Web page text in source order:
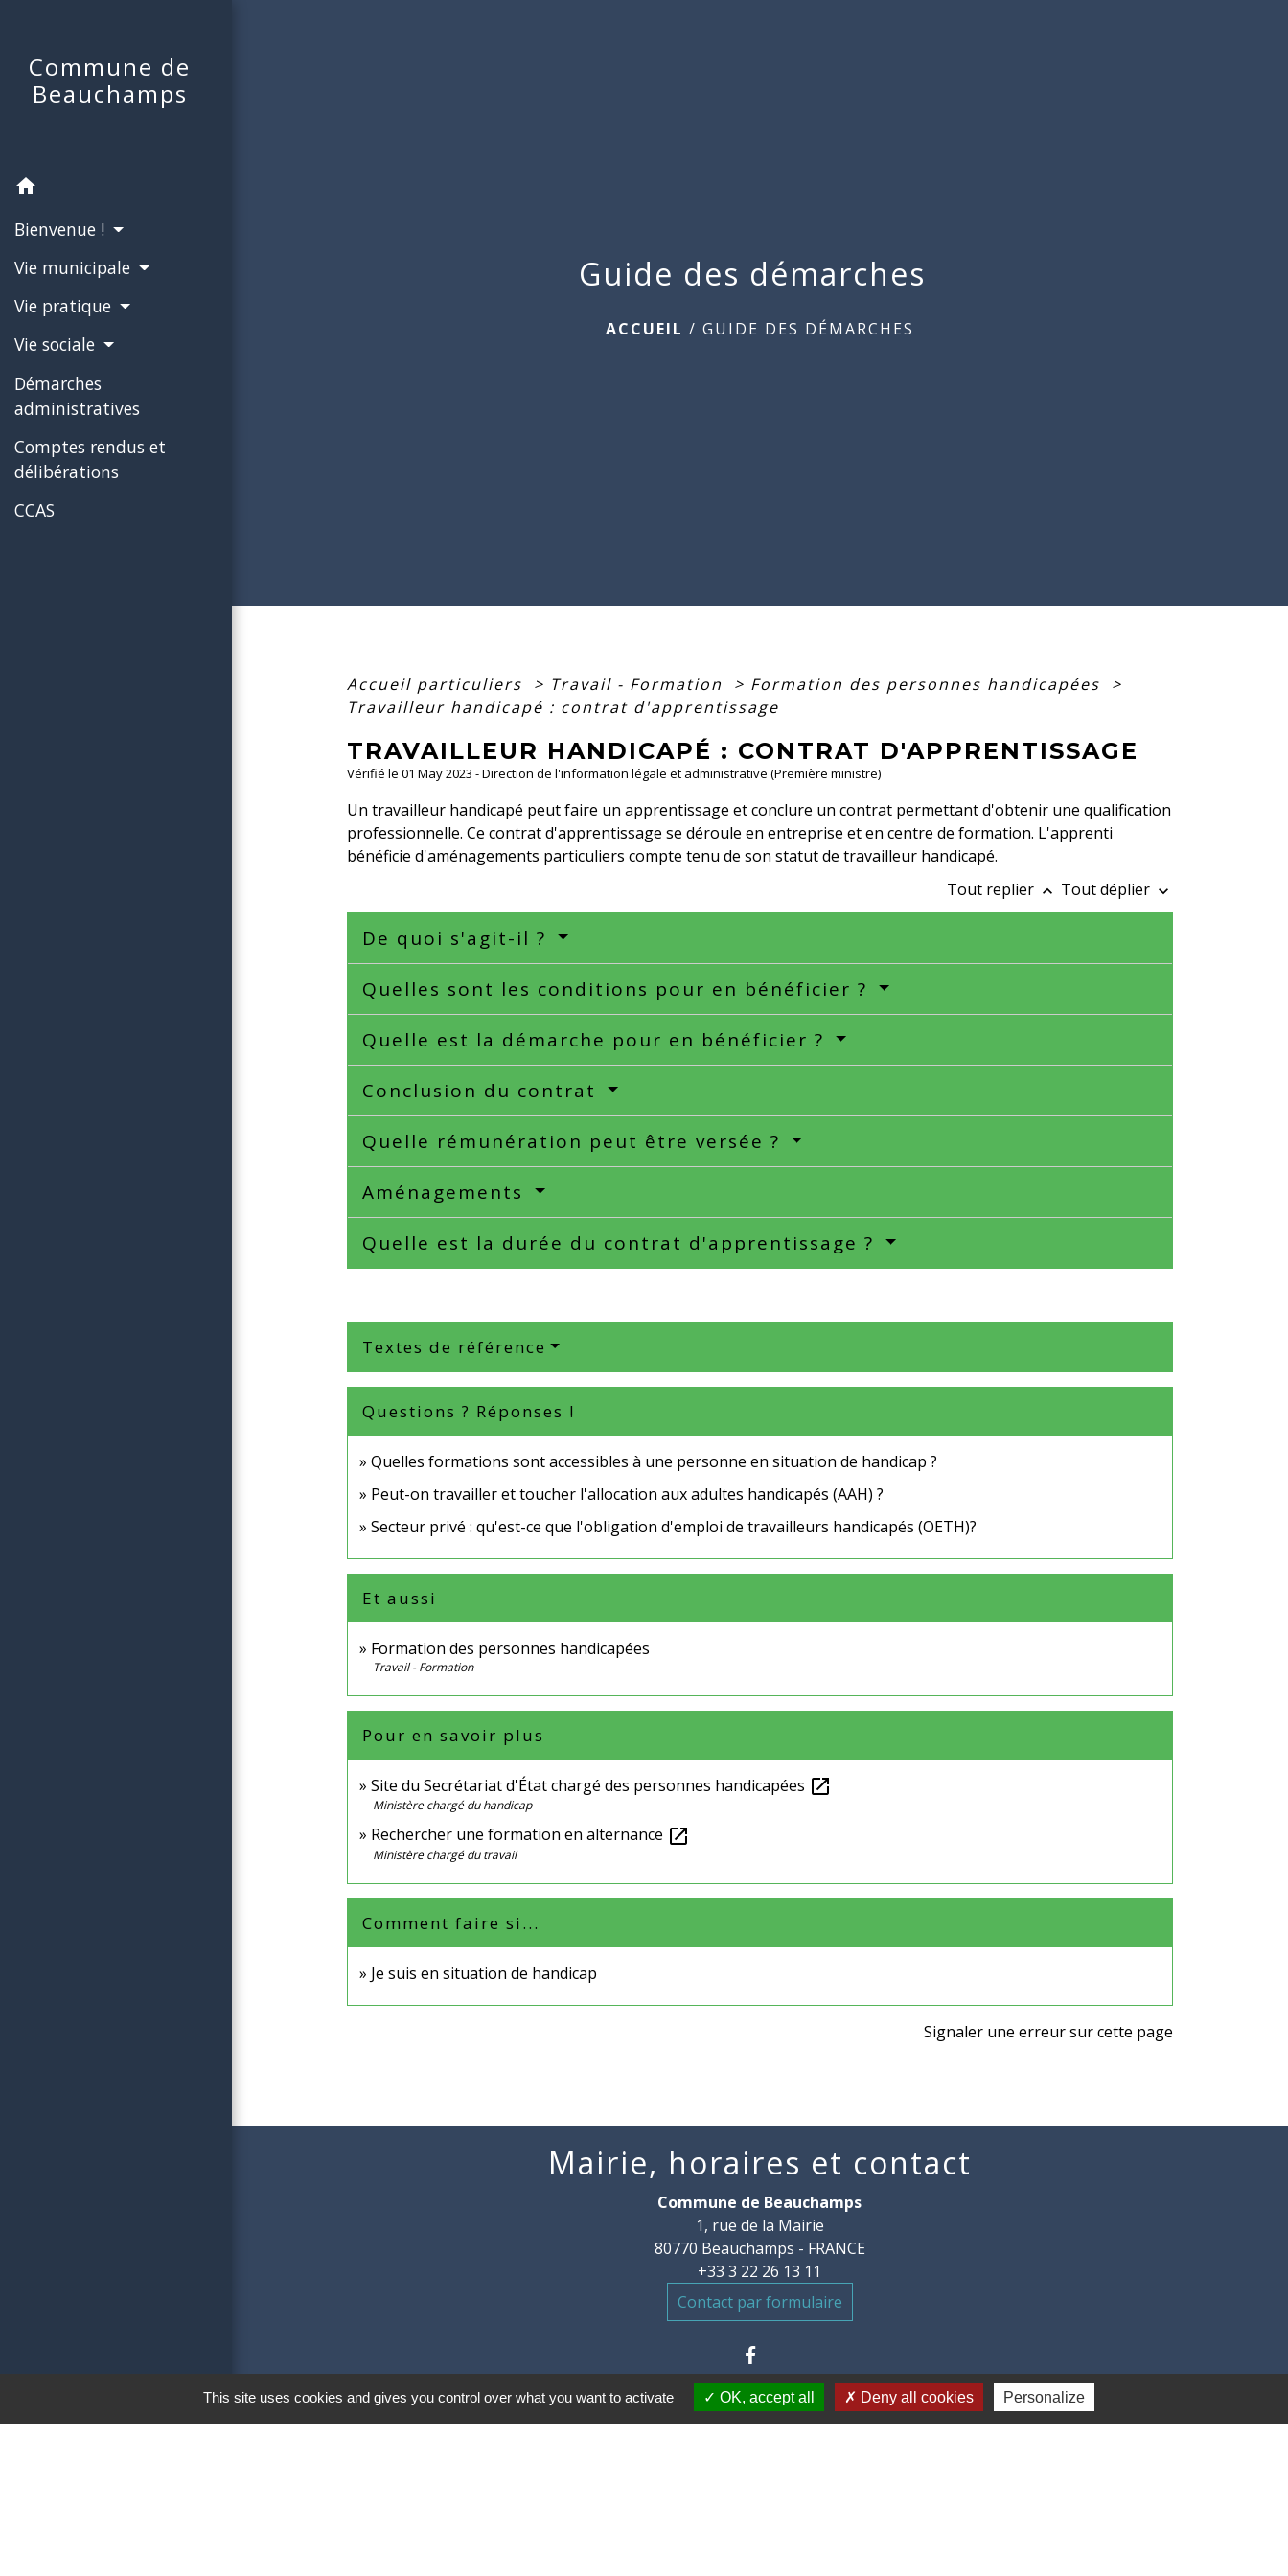
Commune de
Beauchamps
home
Bienvenue !
Vie municipale
Vie pratique
Vie sociale
Démarches
administratives
Comptes rendus et
délibérations
CCAS
Guide des démarches
ACCUEIL / GUIDE DES DÉMARCHES
Accueil particuliers > Travail - Formation > Formation des personnes handicapées
>
Travailleur handicapé : contrat d'apprentissage
TRAVAILLEUR HANDICAPÉ : CONTRAT D'APPRENTISSAGE
Vérifié le 01 May 2023 - Direction de l'information légale et administrative (Première ministre)
Un travailleur handicapé peut faire un apprentissage et conclure un contrat permettant d'obtenir une qualification
professionnelle. Ce contrat d'apprentissage se déroule en entreprise et en centre de formation. L'apprenti
bénéficie d'aménagements particuliers compte tenu de son statut de travailleur handicapé.
Tout replier keyboard_arrow_up Tout déplier keyboard_arrow_down
De quoi s'agit-il ?
Quelles sont les conditions pour en bénéficier ?
Quelle est la démarche pour en bénéficier ?
Conclusion du contrat
Quelle rémunération peut être versée ?
Aménagements
Quelle est la durée du contrat d'apprentissage ?
Textes de référence
Questions ? Réponses !
Quelles formations sont accessibles à une personne en situation de handicap ?
Peut-on travailler et toucher l'allocation aux adultes handicapés (AAH) ?
Secteur privé : qu'est-ce que l'obligation d'emploi de travailleurs handicapés (OETH)?
Et aussi
Formation des personnes handicapées
Travail - Formation
Pour en savoir plus
Site du Secrétariat d'État chargé des personnes handicapées open_in_new
Ministère chargé du handicap
Rechercher une formation en alternance open_in_new
Ministère chargé du travail
Comment faire si...
Je suis en situation de handicap
Signaler une erreur sur cette page
Mairie, horaires et contact
Commune de Beauchamps
1, rue de la Mairie
80770 Beauchamps - FRANCE
+33 3 22 26 13 11
Contact par formulaire
This site uses cookies and gives you control over what you want to activate OK, accept all Deny all cookies Personalize